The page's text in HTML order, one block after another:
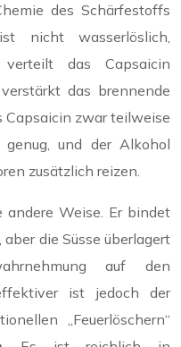
des Schärfestoffs
nicht wasserlöslich,
das Capsaicin
das brennende
Capsaicin zwar teilweise
und der Alkohol
zusätzlich reizen.
Weise. Er bindet
die Süsse überlagert
auf den
ist jedoch der
„Feuerlöschern“